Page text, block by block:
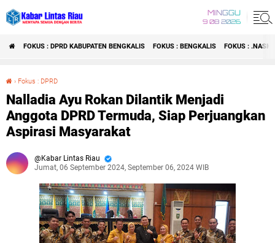
MINGGU
9 08 2026
FOKUS : DPRD KABUPATEN BENGKALIS FOKUS : BENGKALIS FOKUS :
› Fokus : DPRD
Nalladia Ayu Rokan Dilantik Menjadi
Anggota DPRD Termuda, Siap Perjuangkan
Aspirasi Masyarakat
Kabar Lintas Riau
Jumat, 06 September 2024, September 06, 2024 WIB